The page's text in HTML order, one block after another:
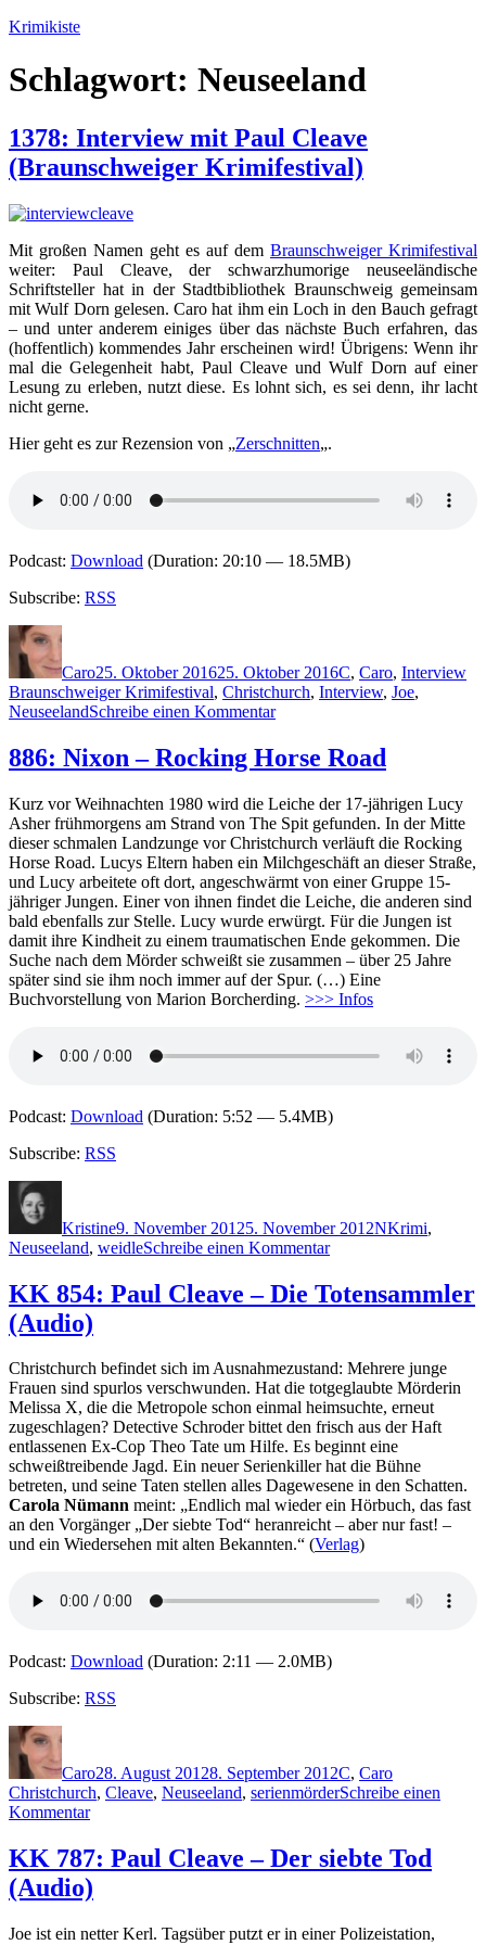
Zum
springen
Krimikiste
Schlagwort: Neuseeland
1378: Interview mit Paul Cleave
(Braunschweiger Krimifestival)
Mit großen Namen geht es auf dem Braunschweiger Krimifestival
weiter: Paul Cleave, der schwarzhumorige neuseeländische
Schriftsteller hat in der Stadtbibliothek Braunschweig gemeinsam
mit Wulf Dorn gelesen. Caro hat ihm ein Loch in den Bauch gefragt
– und unter anderem einiges über das nächste Buch erfahren, das
(hoffentlich) kommendes Jahr erscheinen wird! Übrigens: Wenn ihr
mal die Gelegenheit habt, Paul Cleave und Wulf Dorn auf einer
Lesung zu erleben, nutzt diese. Es lohnt sich, es sei denn, ihr lacht
nicht gerne.
Hier geht es zur Rezension von „Zerschnitten„.
Podcast: Download (Duration: 20:10 — 18.5MB)
Subscribe: RSS
Autor
Caro25. Oktober 201625. Oktober 2016C, Caro, Interview
Braunschweiger Krimifestival, Christchurch, Interview, Joe,
NeuseelandSchreibe einen Kommentarzu
Interview
mit
Cleave
(Braunschweiger
Krimifestival)
886: Nixon – Rocking Horse Road
Kurz vor Weihnachten 1980 wird die Leiche der 17-jährigen Lucy
Asher frühmorgens am Strand von The Spit gefunden. In der Mitte
dieser schmalen Landzunge vor Christchurch verläuft die Rocking
Horse Road. Lucys Eltern haben ein Milchgeschäft an dieser Straße,
und Lucy arbeitete oft dort, angeschwärmt von einer Gruppe 15-
jähriger Jungen. Einer von ihnen findet die Leiche, die anderen sind
bald ebenfalls zur Stelle. Lucy wurde erwürgt. Für die Jungen ist
damit ihre Kindheit zu einem traumatischen Ende gekommen. Die
Suche nach dem Mörder schweißt sie zusammen – über 25 Jahre
später sind sie ihm noch immer auf der Spur. (…) Eine
Buchvorstellung von Marion Borcherding. >>> Infos
Podcast: Download (Duration: 5:52 — 5.4MB)
Subscribe: RSS
Kristine9. November 20125. November 2012NKrimi,
Neuseeland, weidleSchreibe einen Kommentarzu
Nixon
–
Road
KK 854: Paul Cleave – Die Totensammler
(Audio)
Christchurch befindet sich im Ausnahmezustand: Mehrere junge
Frauen sind spurlos verschwunden. Hat die totgeglaubte Mörderin
Melissa X, die die Metropole schon einmal heimsuchte, erneut
zugeschlagen? Detective Schroder bittet den frisch aus der Haft
entlassenen Ex-Cop Theo Tate um Hilfe. Es beginnt eine
schweißtreibende Jagd. Ein neuer Serienkiller hat die Bühne
betreten, und seine Taten stellen alles Dagewesene in den Schatten.
Carola Nümann meint: „Endlich mal wieder ein Hörbuch, das fast
an den Vorgänger „Der siebte Tod“ heranreicht – aber nur fast! –
und ein Wiedersehen mit alten Bekannten.“ (Verlag)
Podcast: Download (Duration: 2:11 — 2.0MB)
Subscribe: RSS
Autor
Caro28. August 20128. September 2012C, Caro
Christchurch, Cleave, Neuseeland, serienmörderSchreibe einen
Kommentarzu
854:
Paul
Cleave
Die
KK 787: Paul Cleave – Der siebte Tod
(Audio)
Joe ist ein netter Kerl. Tagsüber putzt er in einer Polizeistation,